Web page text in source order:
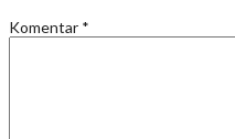
Komentar *